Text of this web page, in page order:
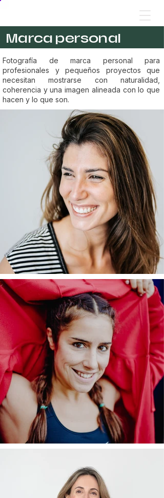
Marca personal
Fotografía de marca personal para
profesionales y pequeños proyectos que
necesitan mostrarse con naturalidad,
coherencia y una imagen alineada con lo que
hacen y lo que son.